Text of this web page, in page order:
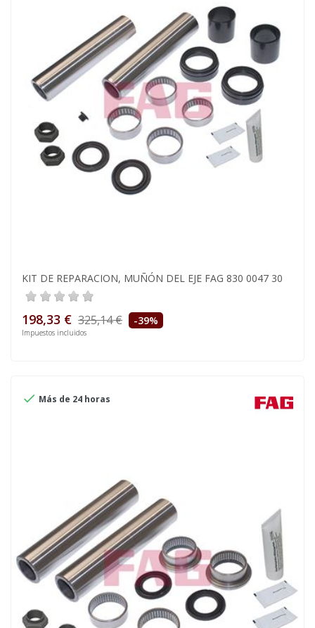
KIT DE REPARACION, MUÑÓN DEL EJE FAG 830 0047 30
198,33 € 325,14 € -39%
Impuestos incluidos
 Más de 24 horas